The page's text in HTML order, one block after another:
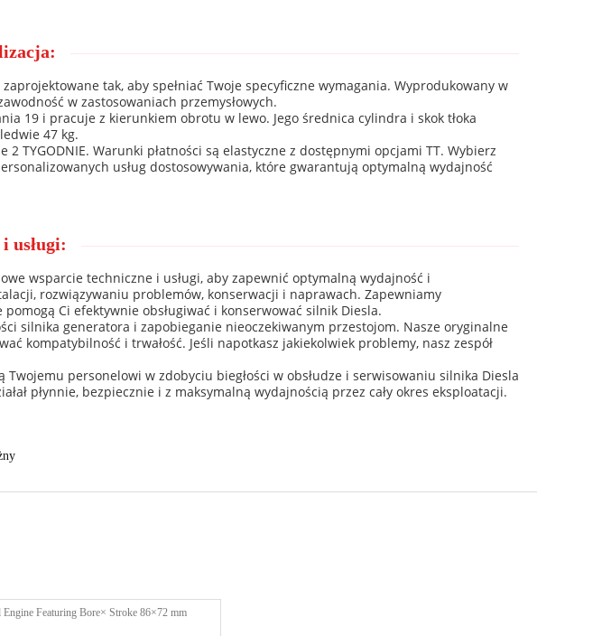
tak, aby spełniać Twoje specyficzne wymagania. Wyprodukowany w
w zastosowaniach przemysłowych.
19 i pracuje z kierunkiem obrotu w lewo. Jego średnica cylindra i skok tłoka
47 kg.
TYGODNIE. Warunki płatności są elastyczne z dostępnymi opcjami TT. Wybierz
usług dostosowywania, które gwarantują optymalną wydajność
usługi:
wsparcie techniczne i usługi, aby zapewnić optymalną wydajność i
rozwiązywaniu problemów, konserwacji i naprawach. Zapewniamy
Ci efektywnie obsługiwać i konserwować silnik Diesla.
silnika generatora i zapobieganie nieoczekiwanym przestojom. Nasze oryginalne
kompatybilność i trwałość. Jeśli napotkasz jakiekolwiek problemy, nasz zespół
personelowi w zdobyciu biegłości w obsłudze i serwisowaniu silnika Diesla
płynnie, bezpiecznie i z maksymalną wydajnością przez cały okres eksploatacji.